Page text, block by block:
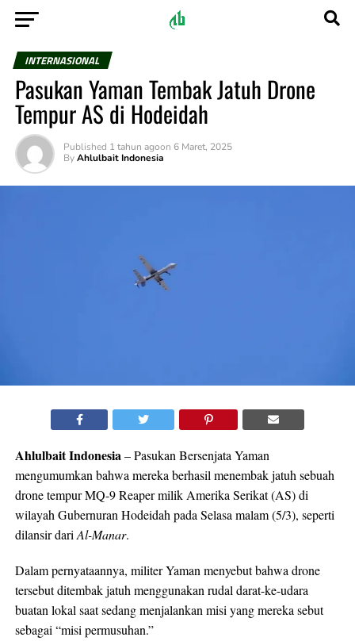
INTERNASIONAL
Pasukan Yaman Tembak Jatuh Drone
Tempur AS di Hodeidah
Published 1 tahun agoon 6 Maret, 2025
By Ahlulbait Indonesia
Ahlulbait Indonesia – Pasukan Bersenjata Yaman
mengumumkan bahwa mereka berhasil menembak jatuh sebuah
drone tempur MQ-9 Reaper milik Amerika Serikat (AS) di
wilayah Gubernuran Hodeidah pada Selasa malam (5/3), seperti
dilansir dari Al-Manar.
Dalam pernyataannya, militer Yaman menyebut bahwa drone
tersebut ditembak jatuh menggunakan rudal darat-ke-udara
buatan lokal saat sedang menjalankan misi yang mereka sebut
sebagai “misi permusuhan.”